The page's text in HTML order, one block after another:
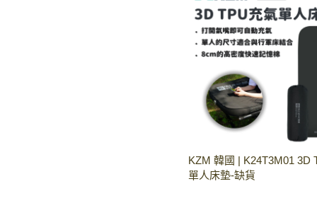
KZM 韓國 | K24T3M01 3D
單人床墊-缺貨